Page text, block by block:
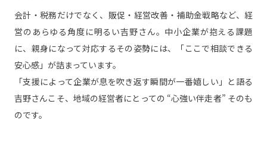
会計・税務だけでなく、販促・経営改善・補助金戦略など、経
営のあらゆる角度に明るい吉野さん。中小企業が抱える課題
に、親身になって対応するその姿勢には、「ここで相談できる
安心感」が詰まっています。
「支援によって企業が息を吹き返す瞬間が一番嬉しい」と語る
吉野さんこそ、地域の経営者にとっての “心強い伴走者” そのも
のです。